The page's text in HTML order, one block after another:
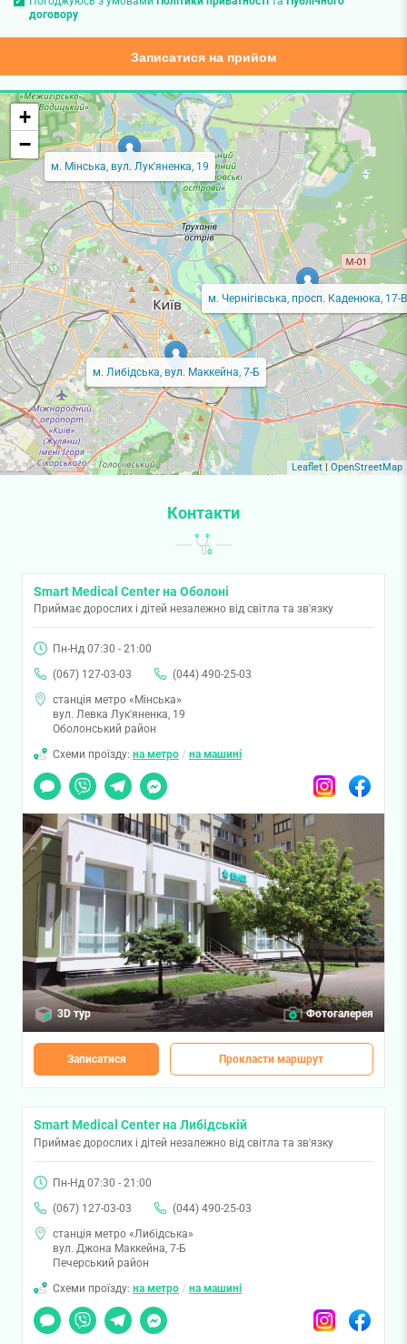
договору
Записатися на прийом
м. Мінська, вул. Лук'яненка, 19
м. Либідська, вул. Маккейна, 7-Б
м. Чернігівська, просп. Каденюка, 17-В
+
−
Leaflet| OpenStreetMap
Контакти
Smart Medical Center на Оболоні
Приймає дорослих і дітей незалежно від світла та зв'язку
Пн-Нд 07:30 - 21:00
(067) 127-03-03
(044) 490-25-03
станція метро «Мінська»
вул. Левка Лук'яненка, 19
Оболонський район
Схеми проїзду: на метро / на машині
Чат
Viber TelegramMessenger InstagramFacebook
3D тур Фотогалерея
Записатися Прокласти маршрут
Smart Medical Center на Либідській
Приймає дорослих і дітей незалежно від світла та зв'язку
Пн-Нд 07:30 - 21:00
(067) 127-03-03
(044) 490-25-03
станція метро «Либідська»
вул. Джона Маккейна, 7-Б
Печерський район
Схеми проїзду: на метро / на машині
Чат
Viber TelegramMessenger InstagramFacebook